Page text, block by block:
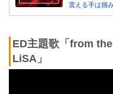
震える手は掴
ED主題歌「from
LiSA」